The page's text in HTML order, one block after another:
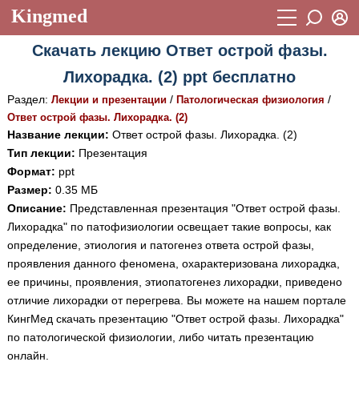
Kingmed
Учебный материал
Видеогалерея 899
Фотогалерея (1906)
Истории болезней 1268
Лекции и презентации
Аккредитационные тесты (6)
Методические рекомендации 1050
Научно-популярное
Статьи
Новости (244)
Пароль
Восстановить пароль
Регистрация
Вход
Скачать лекцию Ответ острой фазы.
Лихорадка. (2) ppt бесплатно
Раздел: Лекции и презентации/ Патологическая физиология /
Ответ острой фазы. Лихорадка. (2)
Название лекции: Ответ острой фазы. Лихорадка. (2)
Тип лекции: Презентация
Формат: ppt
Размер: 0.35 МБ
Описание: Представленная презентация "Ответ острой фазы.
Лихорадка" по патофизиологии освещает такие вопросы, как
определение, этиология и патогенез ответа острой фазы,
проявления данного феномена, охарактеризована лихорадка,
ее причины, проявления, этиопатогенез лихорадки, приведено
отличие лихорадки от перегрева. Вы можете на нашем портале
КингМед скачать презентацию "Ответ острой фазы. Лихорадка"
по патологической физиологии, либо читать презентацию
онлайн.